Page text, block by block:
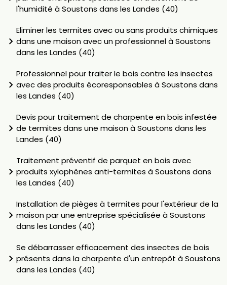
l'humidité à Soustons dans les Landes (40)
Eliminer les termites avec ou sans produits chimiques
dans une maison avec un professionnel à Soustons
dans les Landes (40)
Professionnel pour traiter le bois contre les insectes
avec des produits écoresponsables à Soustons dans
les Landes (40)
Devis pour traitement de charpente en bois infestée
de termites dans une maison à Soustons dans les
Landes (40)
Traitement préventif de parquet en bois avec
produits xylophènes anti-termites à Soustons dans
les Landes (40)
Installation de pièges à termites pour l'extérieur de la
maison par une entreprise spécialisée à Soustons
dans les Landes (40)
Se débarrasser efficacement des insectes de bois
présents dans la charpente d'un entrepôt à Soustons
dans les Landes (40)